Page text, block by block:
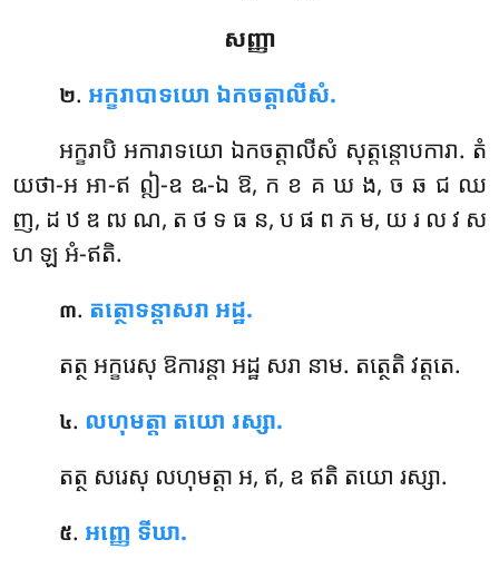
សញ្ញា
២. អក្ខរាបាទយោ ឯកចត្តាលីសំ.
អក្ខរាបិអការាទយោ ឯកចត្តាលីសំ សុត្តន្តោបការា. តំ
យថា-អ អា-ឥ ឦ-ឧ ឩ-ឯ ឱ, ក ខ គ ឃ ង, ច ឆ ជ ឈ
ញ, ដ ឋ ឌ ឍ ណ, ត ថ ទ ធ ន, ប ផ ព ភ ម, យ រ ល វ ស
ហ ឡ អំ-ឥតិ.
៣. តត្ថោទន្តាសរា អដ្ឋ.
តត្ថអក្ខរេសុ ឱការន្តា អដ្ឋ សរា នាម. តត្ថេតិ វត្តតេ.
៤. លហុមត្តា តយោ រស្សា.
តត្ថ សរេសុ លហុមត្តា អ, ឥ, ឧ ឥតិ តយោ រស្សា.
៥. អញ្ញេ ទីឃា.